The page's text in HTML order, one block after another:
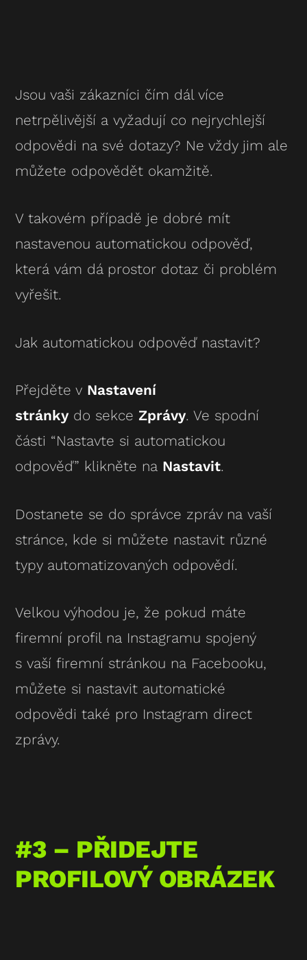
Jsou vaši zákazníci čím dál více
netrpělivější a vyžadují co nejrychlejší
odpovědi na své dotazy? Ne vždy jim ale
můžete odpovědět okamžitě.
V takovém případě je dobré mít
nastavenou automatickou odpověď,
která vám dá prostor dotaz či problém
vyřešit.
Jak automatickou odpověď nastavit?
Přejděte v Nastavení
stránky do sekce Zprávy. Ve spodní
části “Nastavte si automatickou
odpověď” klikněte na Nastavit.
Dostanete se do správce zpráv na vaší
stránce, kde si můžete nastavit různé
typy automatizovaných odpovědí.
Velkou výhodou je, že pokud máte
firemní profil na Instagramu spojený
s vaší firemní stránkou na Facebooku,
můžete si nastavit automatické
odpovědi také pro Instagram direct
zprávy.
#3 – PŘIDEJTE
PROFILOVÝ OBRÁZEK